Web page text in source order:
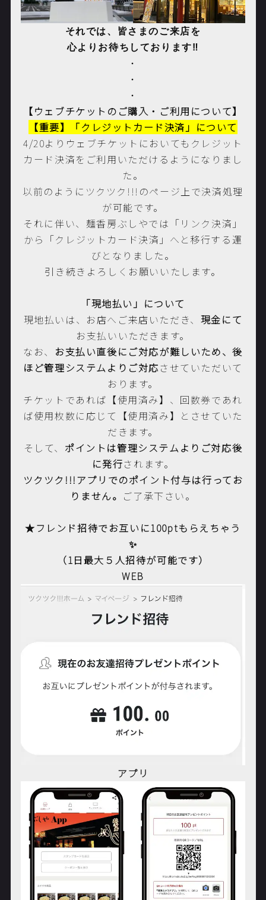
それでは、皆さまのご来店を
心よりお待ちしております‼️
・
・
・
【ウェブチケットのご購入・ご利用について】
【重要】「クレジットカード決済」について
4/20よりウェブチケットにおいてもクレジット
カード決済をご利用いただけるようになりまし
た。
以前のようにツクツク!!!のページ上で決済処理
が可能です。
それに伴い、麺香房ぶしやでは「リンク決済」
から「クレジットカード決済」へと移行する運
びとなりました。
引き続きよろしくお願いいたします。
「現地払い」について
現地払いは、お店へご来店いただき、 現金にて
お支払いいただきます。
なお、 お支払い直後にご対応が難しいため、後
ほど管理システムよりご対応させていただいて
おります。
チケットであれば【使用済み】、回数券であれ
ば使用枚数に応じて【使用済み】とさせていた
だきます。
そして、 ポイントは管理システムよりご対応後
に発行されます。
ツクツク !!!アプリでのポイント付与は行ってお
りません。 ご了承下さい。
★フレンド招待でお互いに100ptもらえちゃう
✨
（1日最大５人招待が可能です）
WEB
アプリ